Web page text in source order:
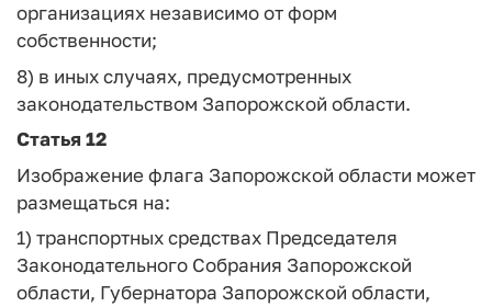
организациях независимо от форм
собственности;
8) в иных случаях, предусмотренных
законодательством Запорожской области.
Статья 12
Изображение флага Запорожской области может
размещаться на:
1) транспортных средствах Председателя
Законодательного Собрания Запорожской
области, Губернатора Запорожской области,